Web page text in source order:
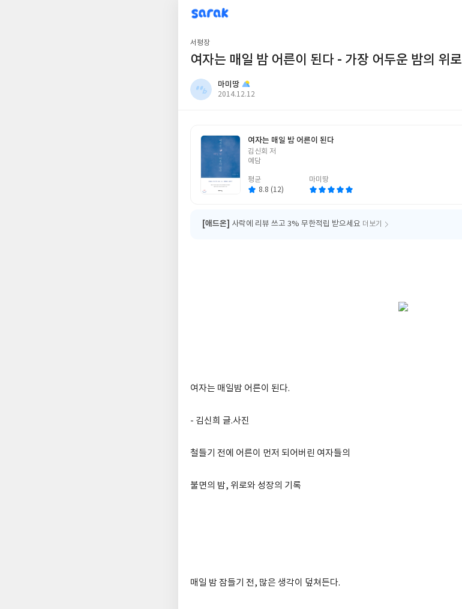
sarak
마미땅
서평장
여자는 매일 밤 어른이 된다 - 가장 어두운 밤의 위로
마미땅
작
2014.12.12
여자는 매일 밤 어른이 된다
글
쓴
김신회 저
예담
평균
8.8 (12)
마미땅
[애드온] 사락에 리뷰 쓰고 3% 무한적립 받으세요 더보기
여자는 매일밤 어른이 된다.
- 김신희 글.사진
철들기 전에 어른이 먼저 되어버린 여자들의
불면의 밤, 위로와 성장의 기록
매일 밤 잠들기 전, 많은 생각이 덮쳐든다.